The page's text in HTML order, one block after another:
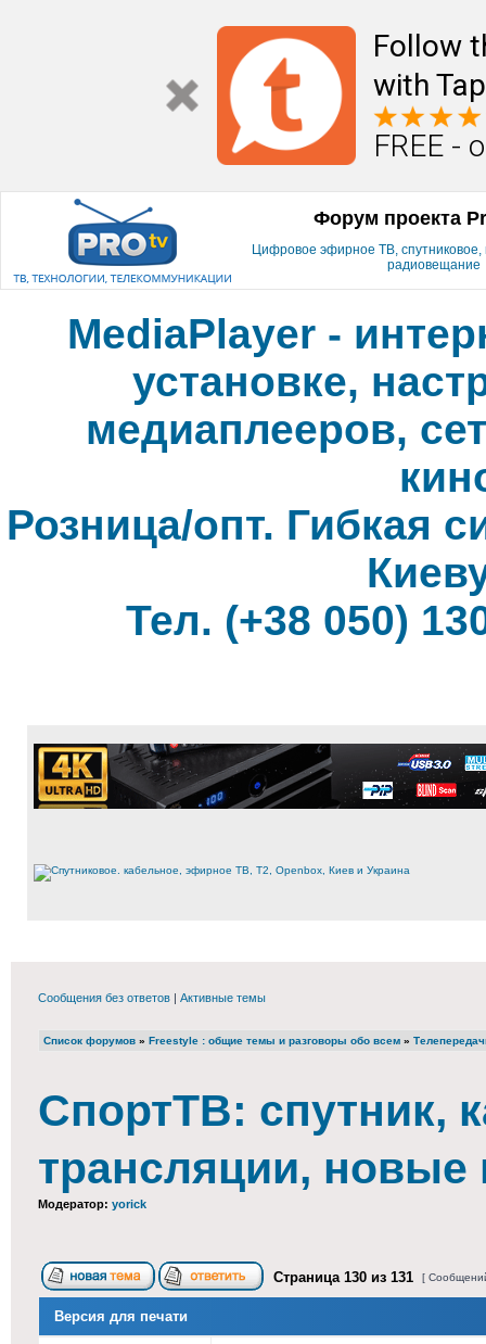
Follow
with
FREE -
Форум проекта
Цифровое эфирное ТВ, спутниковое,
радиовещание
MediaPlayer -
установке,
медиаплееров,
Розница/опт. Гибкая
Тел. (+38 050)
Сообщения без ответов | Активные темы
Список форумов » Freestyle : общие темы и разговоры обо всем »
СпортТВ: спутник,
трансляции, новые
Модератор: yorick
Страница 130 из 131 [
Версия для печати